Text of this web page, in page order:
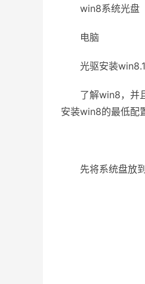
win8系统光盘
电脑
光驱安装win8.1
了解win8，并且
安装win8的最低配
先将系统盘放到